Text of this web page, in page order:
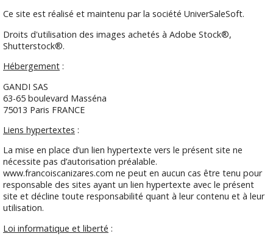
Ce site est réalisé et maintenu par la société UniverSaleSoft.
Droits d'utilisation des images achetés à Adobe Stock®,
Shutterstock®.
Hébergement :
GANDI SAS
63-65 boulevard Masséna
75013 Paris FRANCE
Liens hypertextes :
La mise en place d’un lien hypertexte vers le présent site ne
nécessite pas d’autorisation préalable.
www.francoiscanizares.com ne peut en aucun cas être tenu pour
responsable des sites ayant un lien hypertexte avec le présent
site et décline toute responsabilité quant à leur contenu et à leur
utilisation.
Loi informatique et liberté :